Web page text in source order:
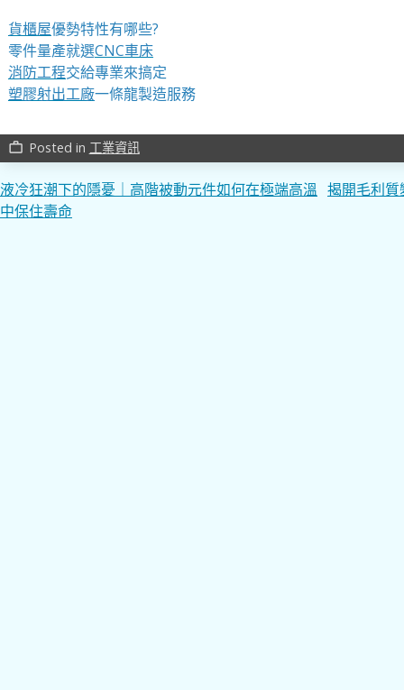
貨櫃屋優勢特性有哪些?
零件量產就選CNC車床
消防工程交給專業來搞定
塑膠射出工廠一條龍製造服務
work_outline Posted in 工業資訊
文
章
液冷狂潮下的隱憂｜高階被動元件如何在極端高溫
中保住壽命
揭開毛利